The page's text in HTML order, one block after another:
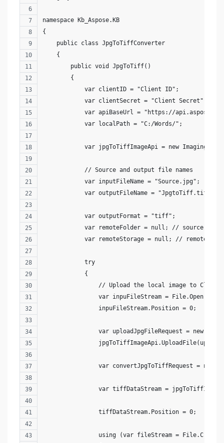
namespace Kb_Aspose.KB
{
    public class JpgToTiffConverter
    {
        public void JpgToTiff()
        {
            var clientID = "Client ID";
            var clientSecret = "Client Secret";
var apiBaseUrl = "https://
            var localPath = "C:/Words/";
var jpgToTiffImageApi = new
            // Source and output file names
            var inputFileName = "Source.jpg";
            var outputFileName = "JpgtoTiff.tiff";
            var outputFormat = "tiff";
var remoteFolder = null; // source
var remoteStorage = null; // remote
            try
            {
// Upload the local image to Cloud
var inpuFileStream =
                inpuFileStream.Position = 0;
var uploadJpgFileRequest = new
var convertJpgToTiffRequest = new
var tiffDataStream =
                tiffDataStream.Position = 0;
using (var fileStream =